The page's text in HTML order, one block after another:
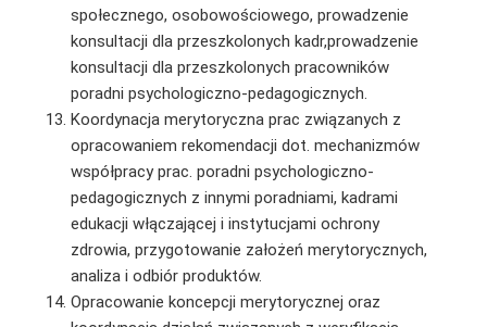
społecznego, osobowościowego, prowadzenie
konsultacji dla przeszkolonych kadr,prowadzenie
konsultacji dla przeszkolonych pracowników
poradni psychologiczno-pedagogicznych.
Koordynacja merytoryczna prac związanych z
opracowaniem rekomendacji dot. mechanizmów
współpracy prac. poradni psychologiczno-
pedagogicznych z innymi poradniami, kadrami
edukacji włączającej i instytucjami ochrony
zdrowia, przygotowanie założeń merytorycznych,
analiza i odbiór produktów.
Opracowanie koncepcji merytorycznej oraz